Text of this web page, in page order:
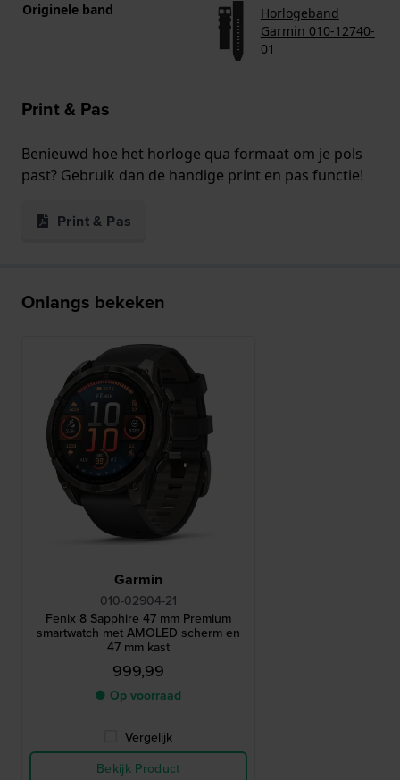
Originele band
Horlogeband
Garmin 010-12740-
01
Print & Pas
Benieuwd hoe het horloge qua formaat om je pols
past? Gebruik dan de handige print en pas functie!
Print & Pas
Onlangs bekeken
Garmin
010-02904-21
Fenix 8 Sapphire 47 mm Premium
smartwatch met AMOLED scherm en
47 mm kast
999,99
● Op voorraad
Vergelijk
Bekijk Product